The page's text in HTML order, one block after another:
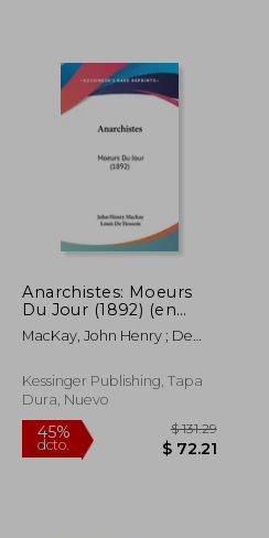
$ 29.91
Anarchistes: Moeurs
Du Jour (1892) (en
Francés)
MacKay, John Henry ; De
Kessinger Publishing, Tapa
Dura, Nuevo